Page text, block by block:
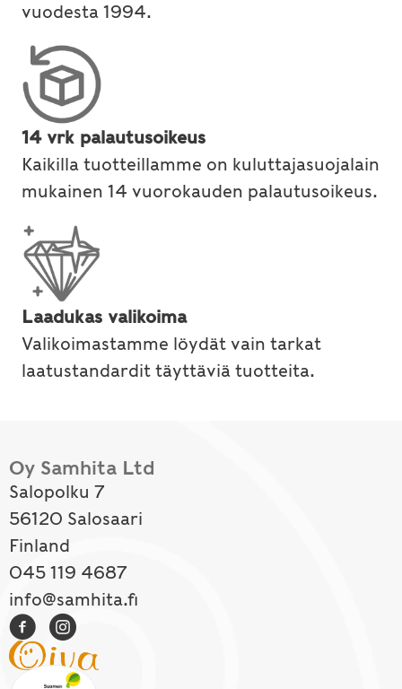
vuodesta 1994.
14 vrk palautusoikeus
Kaikilla tuotteillamme on kuluttajasuojalain
mukainen 14 vuorokauden palautusoikeus.
Laadukas valikoima
Valikoimastamme löydät vain tarkat
laatustandardit täyttäviä tuotteita.
Oy Samhita Ltd
Salopolku 7
56120 Salosaari
Finland
045 119 4687
info@samhita.fi